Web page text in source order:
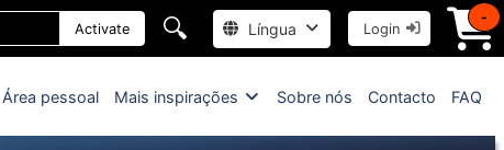
Activate 🔍 Língua Login
-
Área pessoal Mais inspirações Sobre nós Contacto FAQ